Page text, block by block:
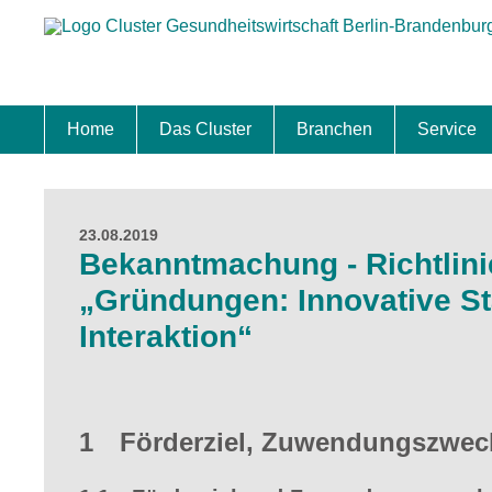
Home Das Cluster Branchen Service
23.08.2019
Bekanntmachung -
„Gründungen: Innovative
Interaktion“
1 Förderziel,